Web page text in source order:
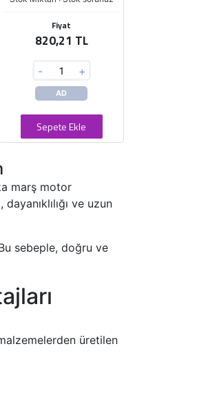
Fiyat
820,21 TL
- +
AD
Sepete Ekle
marş motor
ve uzun
sebeple, doğru ve
üretilen